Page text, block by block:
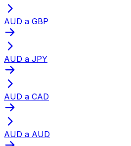
AUD a GBP
AUD a JPY
AUD a CAD
AUD a AUD